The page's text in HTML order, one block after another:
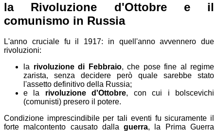
la Rivoluzione d'Ottobre e il
comunismo in Russia
L'anno cruciale fu il 1917: in quell'anno avvennero due
rivoluzioni:
la rivoluzione di Febbraio, che pose fine al regime
zarista, senza decidere però quale sarebbe stato
l'assetto definitivo della Russia;
e la rivoluzione d'Ottobre, con cui i bolscevichi
(comunisti) presero il potere.
Condizione imprescindibile per tali eventi fu sicuramente il
forte malcontento causato dallaguerra, la Prima Guerra